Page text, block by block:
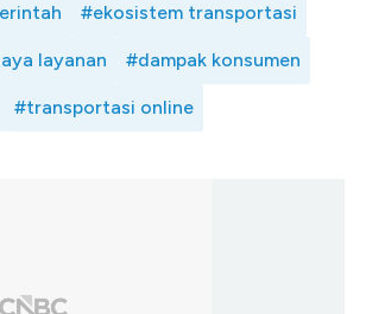
#ekosistem transportasi
layanan #dampak konsumen
#transportasi online